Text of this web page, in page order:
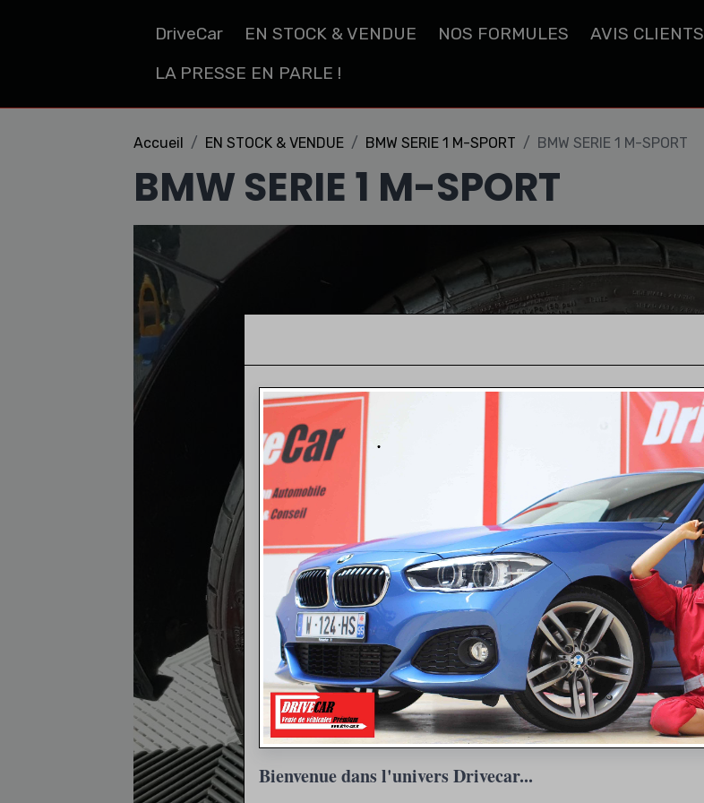
DriveCar EN STOCK & VENDUE NOS FORMULES AVIS CLIENTS
LA PRESSE EN PARLE !
Accueil EN STOCK & VENDUE BMW SERIE 1 M-SPORT BMW SERIE 1 M-SPORT
BMW SERIE 1 M-SPORT
Bienvenue dans l'univers Drivecar...